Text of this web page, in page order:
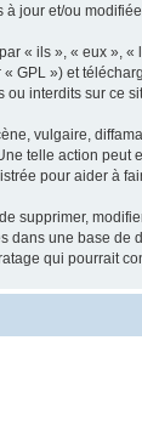
jour et/ou
« ils », « eux »,
GPL ») et
interdits sur ce
vulgaire,
telle action
pour aider à
supprimer,
dans une base
qui pourrait